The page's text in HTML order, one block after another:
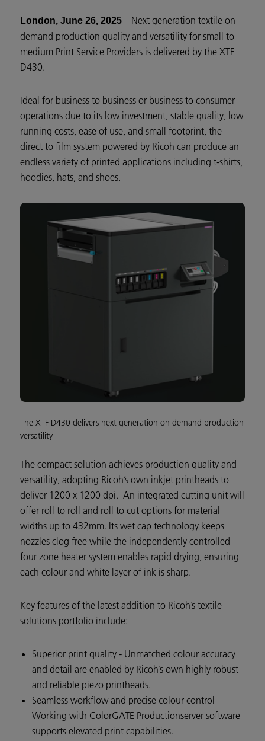
London, June 26, 2025 – Next generation textile on
demand production quality and versatility for small to
medium Print Service Providers is delivered by the XTF
D430.
Ideal for business to business or business to consumer
operations due to its low investment, stable quality, low
running costs, ease of use, and small footprint, the
direct to film system powered by Ricoh can produce an
endless variety of printed applications including t-shirts,
hoodies, hats, and shoes.
The XTF D430 delivers next generation on demand production
versatility
The compact solution achieves production quality and
versatility, adopting Ricoh’s own inkjet printheads to
deliver 1200 x 1200 dpi. An integrated cutting unit will
offer roll to roll and roll to cut options for material
widths up to 432mm. Its wet cap technology keeps
nozzles clog free while the independently controlled
four zone heater system enables rapid drying, ensuring
each colour and white layer of ink is sharp.
Key features of the latest addition to Ricoh’s textile
solutions portfolio include:
Superior print quality - Unmatched colour accuracy
and detail are enabled by Ricoh’s own highly robust
and reliable piezo printheads.
Seamless workflow and precise colour control –
Working with ColorGATE Productionserver software
supports elevated print capabilities.